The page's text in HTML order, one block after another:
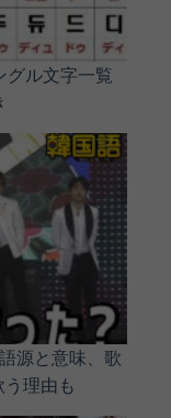
グル文字一覧
源と意味、歌
理由も